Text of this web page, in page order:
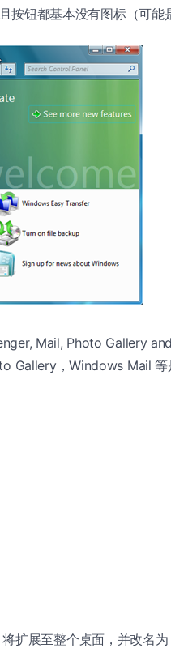
按钮都基本没有图标（可能
Mail, Photo Gallery
Gallery，Windows Mail 等
扩展至整个桌面，并改名